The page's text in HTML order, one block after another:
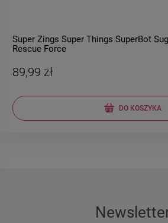
Super Zings Super Things SuperBot
Rescue Force
89,99 zł
DO KOSZYKA